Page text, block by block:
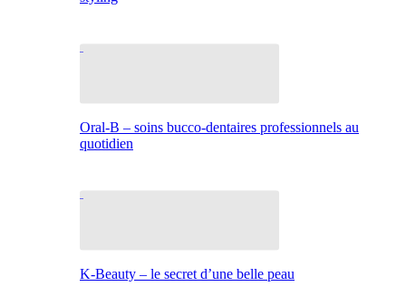
Oral-B – soins bucco-dentaires professionnels au
quotidien
K-Beauty – le secret d’une belle peau